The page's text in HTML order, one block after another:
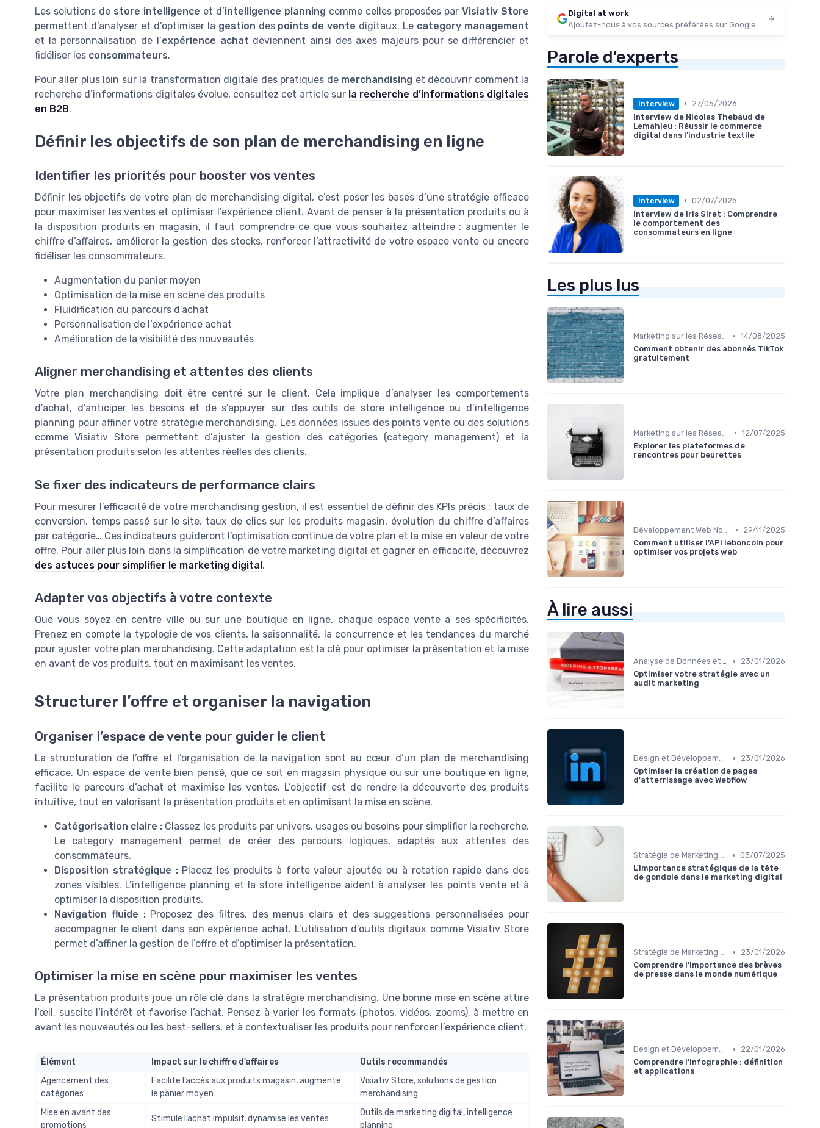
Les solutions de store intelligence et d’intelligence planning comme celles proposées par Visiativ Store
permettent d’analyser et d’optimiser la gestion des points de vente digitaux. Le category management
et la personnalisation de l’expérience achat deviennent ainsi des axes majeurs pour se différencier et
fidéliser les consommateurs.
Pour aller plus loin sur la transformation digitale des pratiques de merchandising et découvrir comment la
recherche d’informations digitales évolue, consultez cet article sur la recherche d’informations digitales
en B2B.
Définir les objectifs de son plan de merchandising en ligne
Identifier les priorités pour booster vos ventes
Définir les objectifs de votre plan de merchandising digital, c’est poser les bases d’une stratégie efficace
pour maximiser les ventes et optimiser l’expérience client. Avant de penser à la présentation produits ou à
la disposition produits en magasin, il faut comprendre ce que vous souhaitez atteindre : augmenter le
chiffre d’affaires, améliorer la gestion des stocks, renforcer l’attractivité de votre espace vente ou encore
fidéliser les consommateurs.
Augmentation du panier moyen
Optimisation de la mise en scène des produits
Fluidification du parcours d’achat
Personnalisation de l’expérience achat
Amélioration de la visibilité des nouveautés
Aligner merchandising et attentes des clients
Votre plan merchandising doit être centré sur le client. Cela implique d’analyser les comportements
d’achat, d’anticiper les besoins et de s’appuyer sur des outils de store intelligence ou d’intelligence
planning pour affiner votre stratégie merchandising. Les données issues des points vente ou des solutions
comme Visiativ Store permettent d’ajuster la gestion des catégories (category management) et la
présentation produits selon les attentes réelles des clients.
Se fixer des indicateurs de performance clairs
Pour mesurer l’efficacité de votre merchandising gestion, il est essentiel de définir des KPIs précis : taux de
conversion, temps passé sur le site, taux de clics sur les produits magasin, évolution du chiffre d’affaires
par catégorie… Ces indicateurs guideront l’optimisation continue de votre plan et la mise en valeur de votre
offre. Pour aller plus loin dans la simplification de votre marketing digital et gagner en efficacité, découvrez
des astuces pour simplifier le marketing digital.
Adapter vos objectifs à votre contexte
Que vous soyez en centre ville ou sur une boutique en ligne, chaque espace vente a ses spécificités.
Prenez en compte la typologie de vos clients, la saisonnalité, la concurrence et les tendances du marché
pour ajuster votre plan merchandising. Cette adaptation est la clé pour optimiser la présentation et la mise
en avant de vos produits, tout en maximisant les ventes.
Structurer l’offre et organiser la navigation
Organiser l’espace de vente pour guider le client
La structuration de l’offre et l’organisation de la navigation sont au cœur d’un plan de merchandising
efficace. Un espace de vente bien pensé, que ce soit en magasin physique ou sur une boutique en ligne,
facilite le parcours d’achat et maximise les ventes. L’objectif est de rendre la découverte des produits
intuitive, tout en valorisant la présentation produits et en optimisant la mise en scène.
Catégorisation claire : Classez les produits par univers, usages ou besoins pour simplifier la recherche.
Le category management permet de créer des parcours logiques, adaptés aux attentes des
consommateurs.
Disposition stratégique :Placez les produits à forte valeur ajoutée ou à rotation rapide dans des
zones visibles. L’intelligence planning et la store intelligence aident à analyser les points vente et à
optimiser la disposition produits.
Navigation fluide :Proposez des filtres, des menus clairs et des suggestions personnalisées pour
accompagner le client dans son expérience achat. L’utilisation d’outils digitaux comme Visiativ Store
permet d’affiner la gestion de l’offre et d’optimiser la présentation.
Optimiser la mise en scène pour maximiser les ventes
La présentation produits joue un rôle clé dans la stratégie merchandising. Une bonne mise en scène attire
l’œil, suscite l’intérêt et favorise l’achat. Pensez à varier les formats (photos, vidéos, zooms), à mettre en
avant les nouveautés ou les best-sellers, et à contextualiser les produits pour renforcer l’expérience client.
Élément Impact sur le chiffre d’affaires
Outils recommandés
Agencement des
catégories
Facilite l’accès aux produits magasin, augmente
le panier moyen
Visiativ Store, solutions de gestion
merchandising
Mise en avant des
promotions
Stimule l’achat impulsif, dynamise les ventes
Outils de marketing digital, intelligence
planning
Digital at work
Ajoutez-nous à vos sources préférées sur Google
Parole d'experts
Interview •
27/05/2026
Interview de Nicolas Thebaud de
Lemahieu : Réussir le commerce
digital dans l’industrie textile
Interview • 02/07/2025
Interview de Iris Siret : Comprendre
le comportement des
consommateurs en ligne
Les plus lus
Marketing sur les Réseaux Sociaux • 14/08/2025
Comment obtenir des abonnés TikTok
gratuitement
Marketing sur les Réseaux Sociaux • 12/07/2025
Explorer les plateformes de
rencontres pour beurettes
Développement Web No-Code/Low-Code •
29/11/2025
Comment utiliser l’API leboncoin pour
optimiser vos projets web
À lire aussi
Analyse de Données et Reporting •
23/01/2026
Optimiser votre stratégie avec un
audit marketing
Design et Développement Web •
23/01/2026
Optimiser la création de pages
d'atterrissage avec Webflow
Stratégie de Marketing Digital • 03/07/2025
L'importance stratégique de la tête
de gondole dans le marketing digital
Stratégie de Marketing Digital •
23/01/2026
Comprendre l'importance des brèves
de presse dans le monde numérique
Design et Développement Web •
22/01/2026
Comprendre l'infographie : définition
et applications